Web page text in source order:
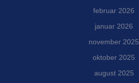
februar 2026
januar 2026
november 2025
oktober 2025
august 2025